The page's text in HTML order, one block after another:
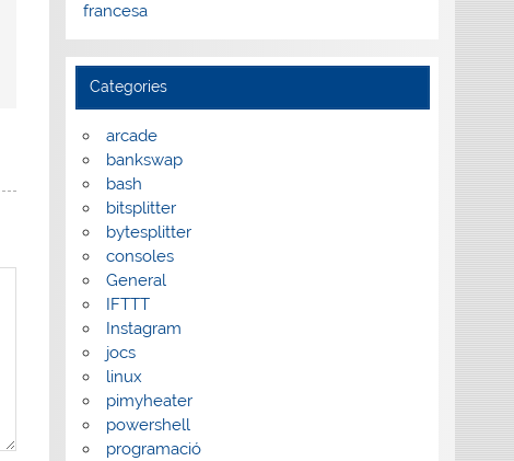
francesa
Categories
arcade
bankswap
bash
bitsplitter
bytesplitter
consoles
General
IFTTT
Instagram
jocs
linux
pimyheater
powershell
programació